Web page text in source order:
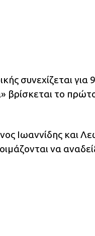
συνεχίζεται
βρίσκεται το
Ιωαννίδης και
να